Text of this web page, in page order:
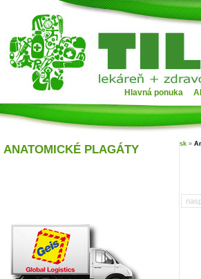
Hlavná ponuka
sk »
ANATOMICKÉ PLAGÁTY